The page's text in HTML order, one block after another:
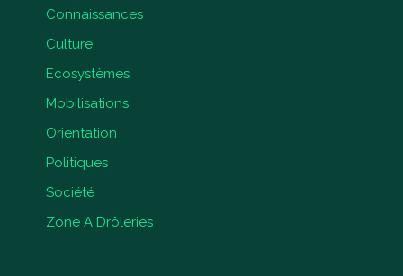
Connaissances
Culture
Ecosystèmes
Mobilisations
Orientation
Politiques
Société
Zone A Drôleries